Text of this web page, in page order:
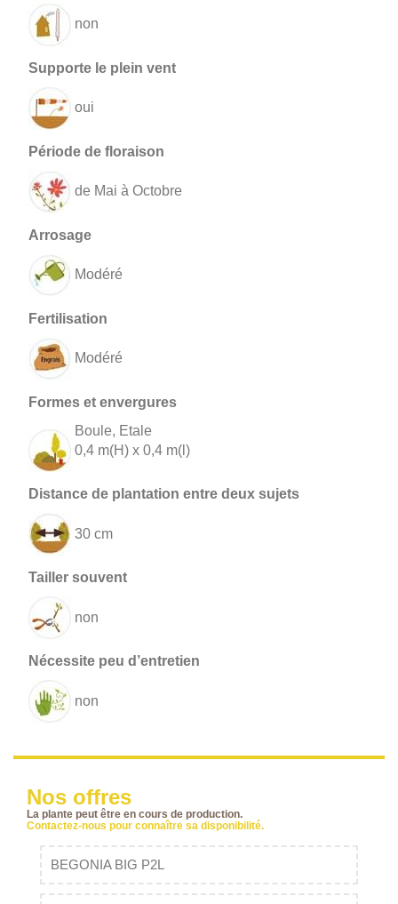
non
oui
de Mai à Octobre
Modéré
Modéré
Boule, Etale
0,4 m(H) x 0,4 m(l)
30 cm
non
non
Nos offres
La plante peut être en cours de production.
Contactez-nous pour connaître sa disponibilité.
BEGONIA BIG P2L